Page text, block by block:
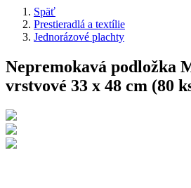
Späť
Prestieradlá a textílie
Jednorázové plachty
Nepremokavá podložka
vrstvové 33 x 48 cm (80